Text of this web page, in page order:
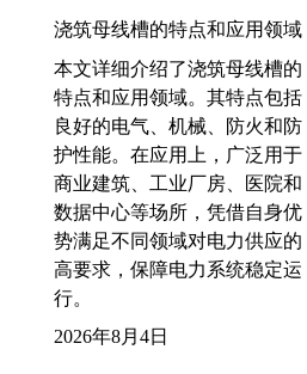
浇筑母线槽的特点和应用领域
本文详细介绍了浇筑母线槽的
特点和应用领域。其特点包括
良好的电气、机械、防火和防
护性能。在应用上，广泛用于
商业建筑、工业厂房、医院和
数据中心等场所，凭借自身优
势满足不同领域对电力供应的
高要求，保障电力系统稳定运
行。
2026年8月4日